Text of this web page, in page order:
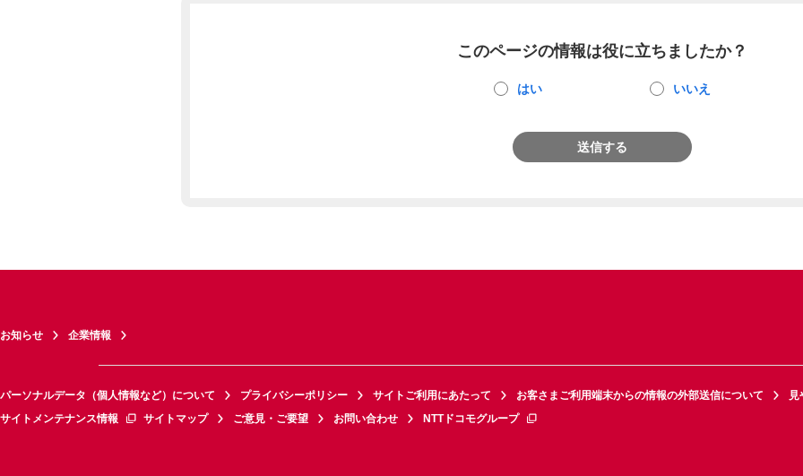
このページの情報は役に立ちましたか？
はい いいえ
送信する
お知らせ 企業情報
パーソナルデータ（個人情報など）について プライバシーポリシー サイトご利用にあたって お客さまご利用端末からの情報の外部送信について
見
サイトメンテナンス情報
サイトマップ ご意見・ご要望 お問い合わせ NTTドコモグループ